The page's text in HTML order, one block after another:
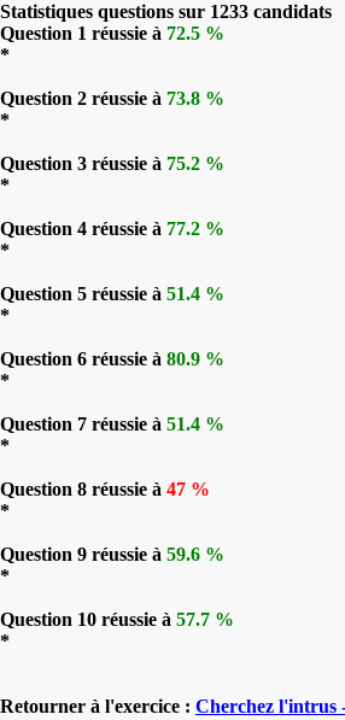
Statistiques questions sur 1233 candidats
Question 1 réussie à 72.5 %
*
Question 2 réussie à 73.8 %
*
Question 3 réussie à 75.2 %
*
Question 4 réussie à 77.2 %
*
Question 5 réussie à 51.4 %
*
Question 6 réussie à 80.9 %
*
Question 7 réussie à 51.4 %
*
Question 8 réussie à 47 %
*
Question 9 réussie à 59.6 %
*
Question 10 réussie à 57.7 %
*
Retourner à l'exercice : Cherchez l'intrus